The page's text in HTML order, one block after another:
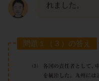
れました。
問題１（３）の答え